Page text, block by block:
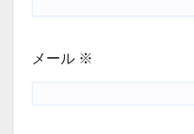
メール ※